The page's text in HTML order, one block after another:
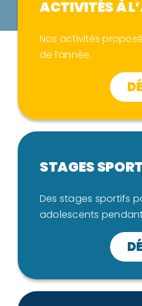
ACTIVITÉS À
Nos activités
de l’année.
STAGES
Des stages sportifs
adolescents